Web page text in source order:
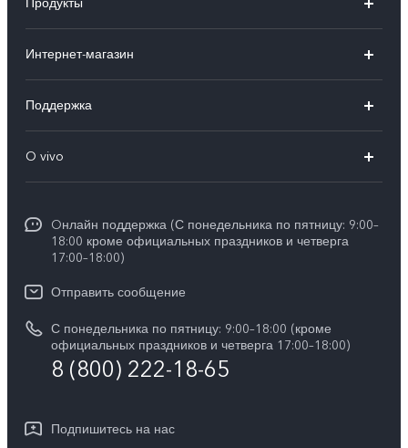
X300 FE
V70 FE
V70
Y31d
Y11d
Интернет-магазин
V60 5G
V60 Lite
V40 Lite
Y04s
Поддержка
FAQs
Funtouch OS
Сервисные центры
IMEI аутентификация
Запрос стоимости запчастей
Обновление системы
Скачать LUT для Log-восстановления
O vivo
Пресс-центр
Карьера в vivo
Юридическая информация
О нас
Социальная ответственность
Oнлайн поддержка (С понедельника по пятницу: 9:00–
18:00 кроме официальных праздников и четверга
17:00–18:00)
Отправить сообщение
С понедельника по пятницу: 9:00–18:00 (кроме
официальных праздников и четверга 17:00–18:00)
8 (800) 222-18-65
Подпишитесь на нас